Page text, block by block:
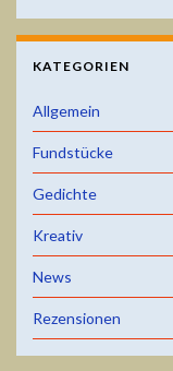
KATEGORIEN
Allgemein
Fundstücke
Gedichte
Kreativ
News
Rezensionen